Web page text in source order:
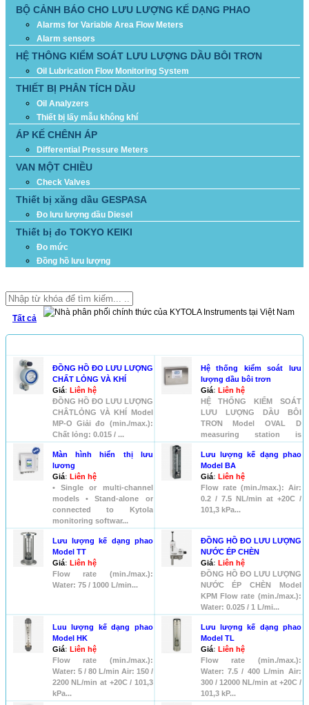
BỘ CẢNH BÁO CHO LƯU LƯỢNG KẾ DẠNG PHAO
Alarms for Variable Area Flow Meters
Alarm sensors
HỆ THÔNG KIỂM SOÁT LƯU LƯỢNG DẦU BÔI TRƠN
Oil Lubrication Flow Monitoring System
THIẾT BỊ PHÂN TÍCH DẦU
Oil Analyzers
Thiết bị lấy mẫu không khí
ÁP KẾ CHÊNH ÁP
Differential Pressure Meters
VAN MỘT CHIỀU
Check Valves
Thiết bị xăng dầu GESPASA
Đo lưu lượng dầu Diesel
Thiết bị đo TOKYO KEIKI
Đo mức
Đồng hồ lưu lượng
Tất cả
ĐỒNG HỒ ĐO LƯU LƯỢNG
CHẤT LỎNG VÀ KHÍ
Giá: Liên hệ
ĐỒNG HỒ ĐO LƯU LƯỢNG
CHÂTLỎNG VÀ KHÍ Model
MP-O Giải đo (min./max.):
Chất lỏng: 0.015 / ...
Hệ thống kiểm soát lưu
lượng dầu bôi trơn
Giá: Liên hệ
HỆ THỐNG KIỂM SOÁT
LƯU LƯỢNG DẦU BÔI
TRƠN Model OVAL D
measuring station is
designed to m...
Màn hình hiển thị lưu
lương
Giá: Liên hệ
• Single or multi-channel
models • Stand-alone or
connected to Kytola
monitoring softwar...
Lưu lượng kế dạng phao
Model BA
Giá: Liên hệ
Flow rate (min./max.): Air:
0.2 / 7.5 NL/min at +20C /
101,3 kPa...
Lưu lượng kế dạng phao
Model TT
Giá: Liên hệ
Flow rate (min./max.):
Water: 75 / 1000 L/min...
ĐỒNG HỒ ĐO LƯU LƯỢNG
NƯỚC ÉP CHÈN
Giá: Liên hệ
ĐỒNG HỒ ĐO LƯU LƯỢNG
NƯỚC ÉP CHÈN Model
KPM Flow rate (min./max.):
Water: 0.025 / 1 L/mi...
Luu lượng kế dạng phao
Model HK
Giá: Liên hệ
Flow rate (min./max.):
Water: 5 / 80 L/min Air: 150 /
2200 NL/min at +20C / 101,3
kPa...
Lưu lượng kế dạng phao
Model TL
Giá: Liên hệ
Flow rate (min./max.):
Water: 7.5 / 400 L/min Air:
300 / 12000 NL/min at +20C /
101,3 kP...